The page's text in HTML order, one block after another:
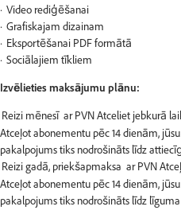
Video rediģēšanai
Grafiskajam dizainam
Eksportēšanai PDF formātā
Sociālajiem tīkliem
Izvēlieties maksājumu plānu:
Atceļot abonementu pēc 14 dienām,
pakalpojums tiks nodrošināts līdz
Atceļot abonementu pēc 14 dienām,
pakalpojums tiks nodrošināts līdz